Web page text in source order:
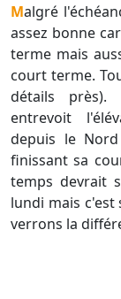
Malgré l'échéance de 5 à 6 jours, nous la considérons
assez bonne
terme mais
court terme.
détails près).
entrevoit
depuis le
finissant sa
temps devrait
lundi mais
verrons la